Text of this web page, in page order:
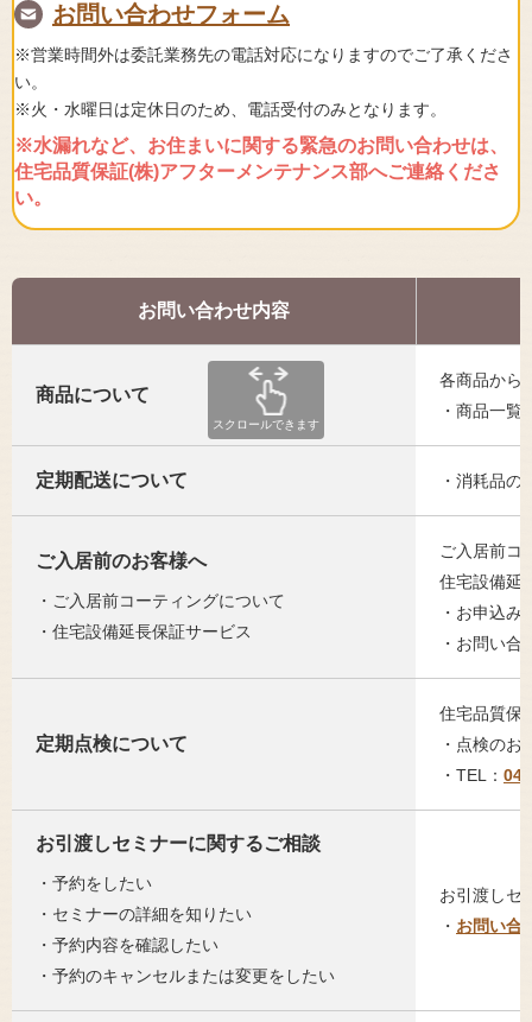
お問い合わせフォーム
※営業時間外は委託業務先の電話対応になりますのでご了承くださ
い。
※火・水曜日は定休日のため、電話受付のみとなります。
※水漏れなど、お住まいに関する緊急のお問い合わせは、
住宅品質保証(株)アフターメンテナンス部へご連絡くださ
い。
お問い合わせ内容
商品について
各商品から
・商品一覧
定期配送について ・消耗品
ご入居前のお客様へ
・ご入居前コーティングについて
・住宅設備延長保証サービス
ご入居前コ
住宅設備延
・お申込み
・お問い合
定期点検について
住宅品質保
・点検のお
・TEL：
お引渡しセミナーに関するご相談
・予約をしたい
・セミナーの詳細を知りたい
・予約内容を確認したい
・予約のキャンセルまたは変更をしたい
お引渡しセ
・ お問い合